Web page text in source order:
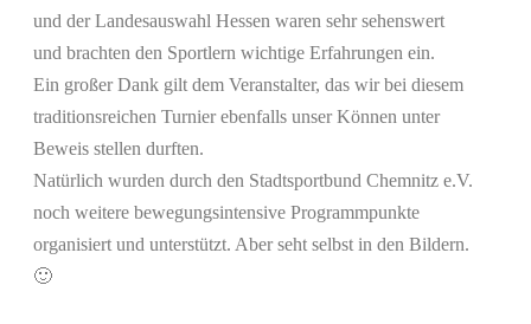
und der Landesauswahl Hessen waren sehr sehenswert
und brachten den Sportlern wichtige Erfahrungen ein.
Ein großer Dank gilt dem Veranstalter, das wir bei diesem
traditionsreichen Turnier ebenfalls unser Können unter
Beweis stellen durften.
Natürlich wurden durch den Stadtsportbund Chemnitz e.V.
noch weitere bewegungsintensive Programmpunkte
organisiert und unterstützt. Aber seht selbst in den Bildern.
🙂